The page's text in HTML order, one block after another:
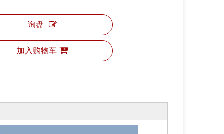
询盘
加入购物车